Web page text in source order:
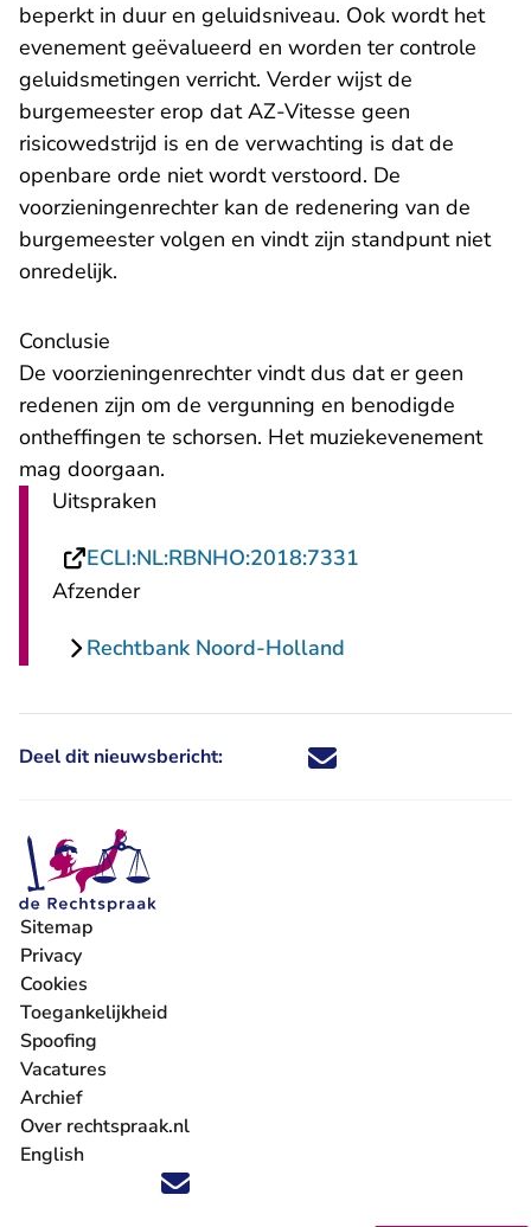
beperkt in duur en geluidsniveau. Ook wordt het
evenement geëvalueerd en worden ter controle
geluidsmetingen verricht. Verder wijst de
burgemeester erop dat AZ-Vitesse geen
risicowedstrijd is en de verwachting is dat de
openbare orde niet wordt verstoord. De
voorzieningenrechter kan de redenering van de
burgemeester volgen en vindt zijn standpunt niet
onredelijk.
Conclusie
De voorzieningenrechter vindt dus dat er geen
redenen zijn om de vergunning en benodigde
ontheffingen te schorsen. Het muziekevenement
mag doorgaan.
Uitspraken
ECLI:NL:RBNHO:2018:7331
Afzender
Rechtbank Noord-Holland
Deel dit nieuwsbericht: Deel dit nieuwsbericht via X -
Deel dit nieuwsbericht via
Deel dit nieuwsbericht
Deel dit
Volg ons op X (Twitter) - U verlaat Rechtspraak.nl
Volg ons op Facebook - U verlaat Rechtspraak.nl
Volg ons op Instagram - U verlaat Rechtspraak.nl
Volg ons op Youtube - U verlaat Rechtspraak.nl
Volg ons op LinkedIn - U verlaat
'Blijf op de hoogte' nieuwsbrief - U verlaat
Sitemap
Privacy
Cookies
Toegankelijkheid
Spoofing
Vacatures
- U verlaat Rechtspraak.nl
Archief
Over rechtspraak.nl
English